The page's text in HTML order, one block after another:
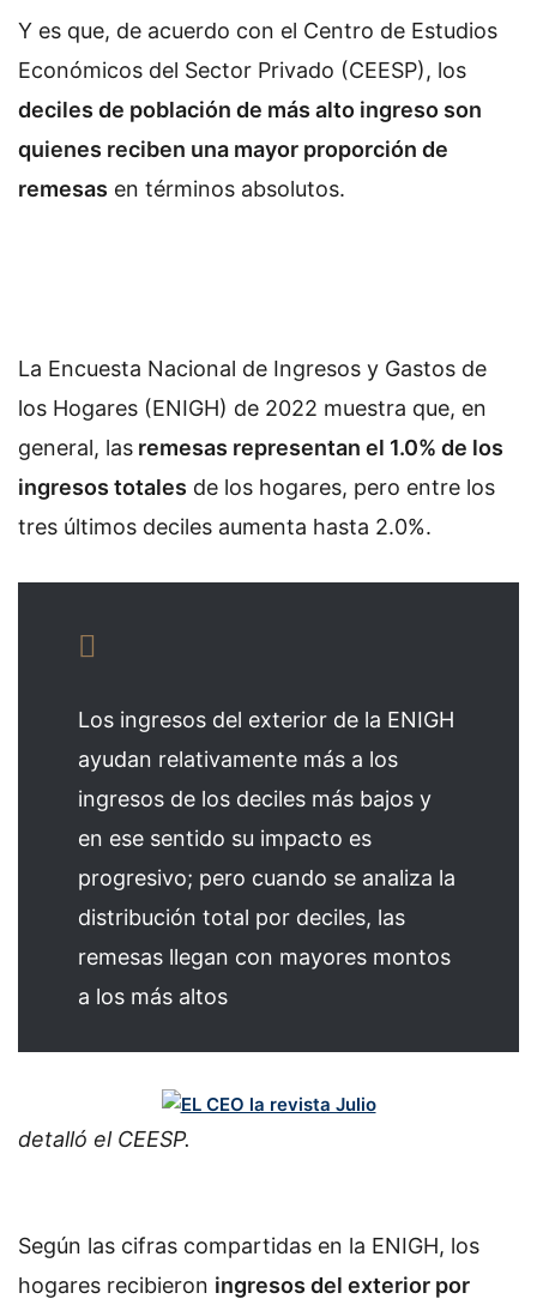
Y es que, de acuerdo con el Centro de Estudios
Económicos del Sector Privado (CEESP), los
deciles de población de más alto ingreso son
quienes reciben una mayor proporción de
remesas en términos absolutos.
La Encuesta Nacional de Ingresos y Gastos de
los Hogares (ENIGH) de 2022 muestra que, en
general, las remesas representan el 1.0% de los
ingresos totales de los hogares, pero entre los
tres últimos deciles aumenta hasta 2.0%.
Los ingresos del exterior de la ENIGH
ayudan relativamente más a los
ingresos de los deciles más bajos y
en ese sentido su impacto es
progresivo; pero cuando se analiza la
distribución total por deciles, las
remesas llegan con mayores montos
a los más altos
detalló el CEESP.
Según las cifras compartidas en la ENIGH, los
hogares recibieron ingresos del exterior por